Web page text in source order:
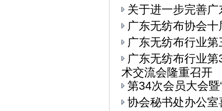
关于进一步完善
广东无纺布协会
广东无纺布行业
广东无纺布行业
术交流会隆重召开
第34次会员大会
协会秘书处办公室